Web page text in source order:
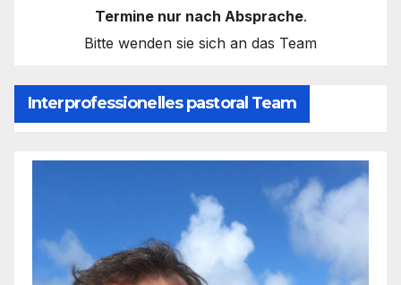
Termine nur nach Absprache.
Bitte wenden sie sich an das Team
Interprofessionelles pastoral Team